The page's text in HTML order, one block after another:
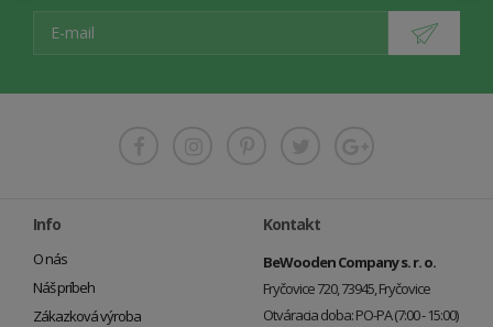
Info
O nás
Náš príbeh
Zákazková výroba
Kontakt
BeWooden Company s. r. o.
Fryčovice 720, 73945, Fryčovice
Otváracia doba: PO-PA (7:00 - 15:00)